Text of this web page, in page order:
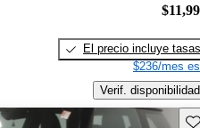
El precio incluye tasas
$236/mes
Verif. disponibilidad